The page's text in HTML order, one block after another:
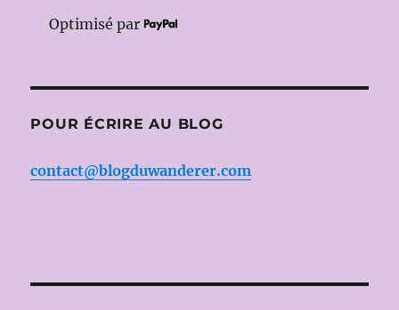
Optimisé par
POUR ÉCRIRE AU BLOG
contact@blogduwanderer.com